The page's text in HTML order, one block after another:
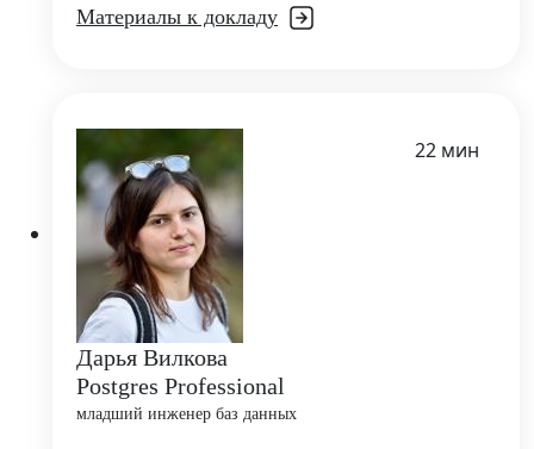
Материалы к докладу
Дарья Вилкова
Postgres Professional
младший инженер баз данных
22 мин